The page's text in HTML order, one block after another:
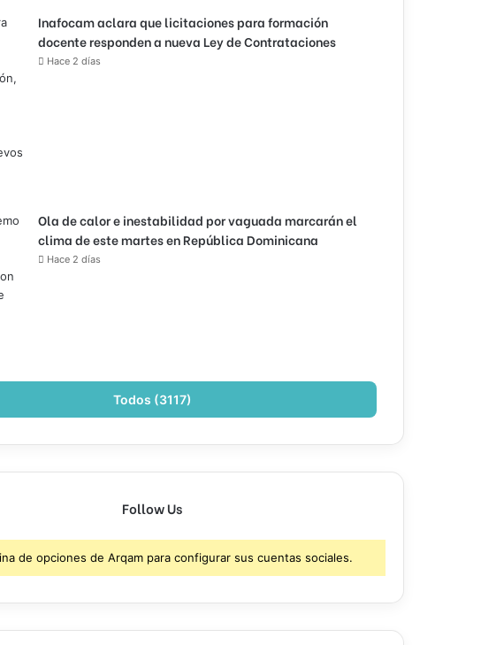
Inafocam aclara que licitaciones para formación
docente responden a nueva Ley de Contrataciones
Hace 2 días
Ola de calor e inestabilidad por vaguada marcarán el
clima de este martes en República Dominicana
Hace 2 días
Todos (3117)
Follow Us
de opciones de Arqam para configurar sus cuentas sociales.